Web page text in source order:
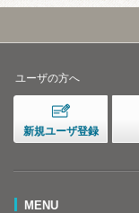
ユーザの方へ
新規ユーザ登録
MENU